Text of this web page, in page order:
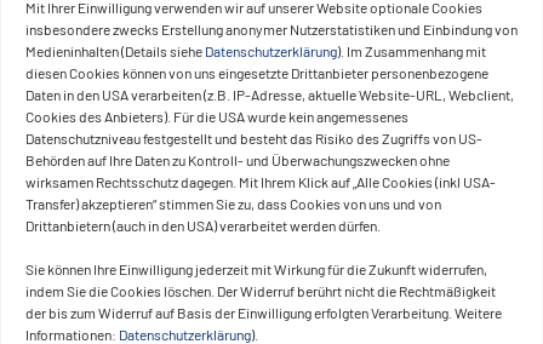
Mit Ihrer Einwilligung verwenden wir auf unserer Website optionale Cookies
insbesondere zwecks Erstellung anonymer Nutzerstatistiken und Einbindung von
Medieninhalten (Details siehe Datenschutzerklärung). Im Zusammenhang mit
diesen Cookies können von uns eingesetzte Drittanbieter personenbezogene
Daten in den USA verarbeiten (z.B. IP-Adresse, aktuelle Website-URL, Webclient,
Cookies des Anbieters). Für die USA wurde kein angemessenes
Datenschutzniveau festgestellt und besteht das Risiko des Zugriffs von US-
Behörden auf Ihre Daten zu Kontroll- und Überwachungszwecken ohne
wirksamen Rechtsschutz dagegen. Mit Ihrem Klick auf „Alle Cookies (inkl USA-
Transfer) akzeptieren“ stimmen Sie zu, dass Cookies von uns und von
Drittanbietern (auch in den USA) verarbeitet werden dürfen.
Sie können Ihre Einwilligung jederzeit mit Wirkung für die Zukunft widerrufen,
indem Sie die Cookies löschen. Der Widerruf berührt nicht die Rechtmäßigkeit
der bis zum Widerruf auf Basis der Einwilligung erfolgten Verarbeitung. Weitere
Informationen: Datenschutzerklärung).